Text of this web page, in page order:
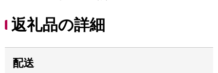
返礼品の詳細
配送